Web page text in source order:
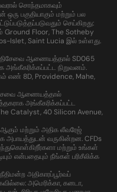
சொந்தமாகவும்
பகுதியாகும் மற்றும் பல
செய்கிறது:
Ground Floor, The Sotheby
Islet, Saint Lucia இல் உள்ளது.
ஆணையத்தால் SD065
அங்கீகரிக்கப்பட்ட நிறுவனம்.
எண் 8D, Providence, Mahe,
ஆணையத்தால்
அங்கீகரிக்கப்பட்ட
Catalyst, 40 Silicon Avenue,
மற்றும் அதிக லீவரேஜ்
வருகின்றன. CFDs
மற்றும் உங்கள்
என்பதையும் நீங்கள் பரிசீலிக்க
அதிகாரப்பூர்வப்
அமெரிக்கா, கனடா,